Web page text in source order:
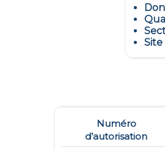
Numéro
d’autorisation